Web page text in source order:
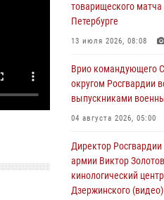
06 августа 2026, 10:30
Охрану
обеспечила
06 августа 2026, 10:13
Подозреваемые в
Дагестане при
Росгвардии
06 августа 2026, 09:00
товарищеского
Петербурге
13 июля 2026, 08:08
Врио командующего
округом Росгвардии
выпускниками
04 августа 2026, 05:00
Директор
армии Виктор
кинологический
Дзержинского (видео)